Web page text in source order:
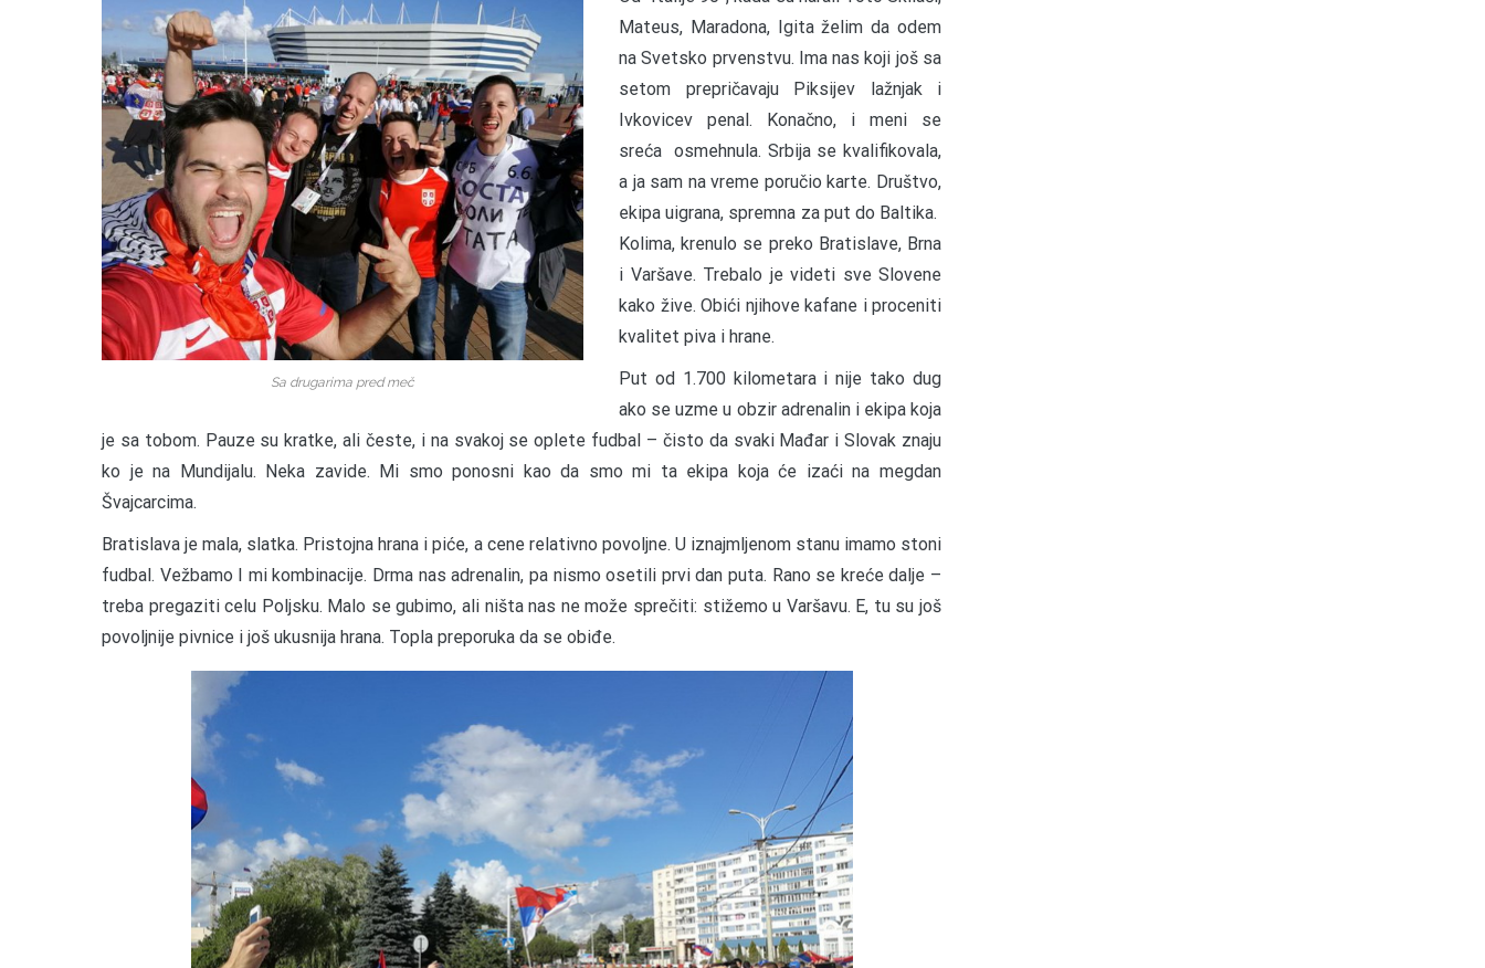
Sa drugarima pred meč
Mateus, Maradona, Igita želim da odem
na Svetsko prvenstvu. Ima nas koji još sa
setom prepričavaju Piksijev lažnjak i
Ivkovicev penal. Konačno, i meni se
sreća osmehnula. Srbija se kvalifikovala,
a ja sam na vreme poručio karte. Društvo,
ekipa uigrana, spremna za put do Baltika.
Kolima, krenulo se preko Bratislave, Brna
i Varšave. Trebalo je videti sve Slovene
kako žive. Obići njihove kafane i proceniti
kvalitet piva i hrane.
Put od 1.700 kilometara i nije tako dug
ako se uzme u obzir adrenalin i ekipa koja
je sa tobom. Pauze su kratke, ali česte, i na svakoj se oplete fudbal – čisto da svaki Mađar i Slovak znaju
ko je na Mundijalu. Neka zavide. Mi smo ponosni kao da smo mi ta ekipa koja će izaći na megdan
Švajcarcima.
Bratislava je mala, slatka. Pristojna hrana i piće, a cene relativno povoljne. U iznajmljenom stanu imamo stoni
fudbal. Vežbamo I mi kombinacije. Drma nas adrenalin, pa nismo osetili prvi dan puta. Rano se kreće dalje –
treba pregaziti celu Poljsku. Malo se gubimo, ali ništa nas ne može sprečiti: stižemo u Varšavu. E, tu su još
povoljnije pivnice i još ukusnija hrana. Topla preporuka da se obiđe.